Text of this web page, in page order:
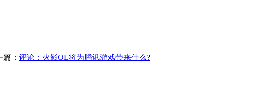
篇： 评论：火影OL将为腾讯游戏带来什么?